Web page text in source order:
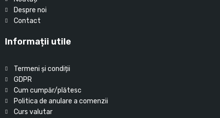
Despre noi
Contact
Informații utile
Termeni și condiții
GDPR
Cum cumpăr/plătesc
Politica de anulare a comenzii
Curs valutar